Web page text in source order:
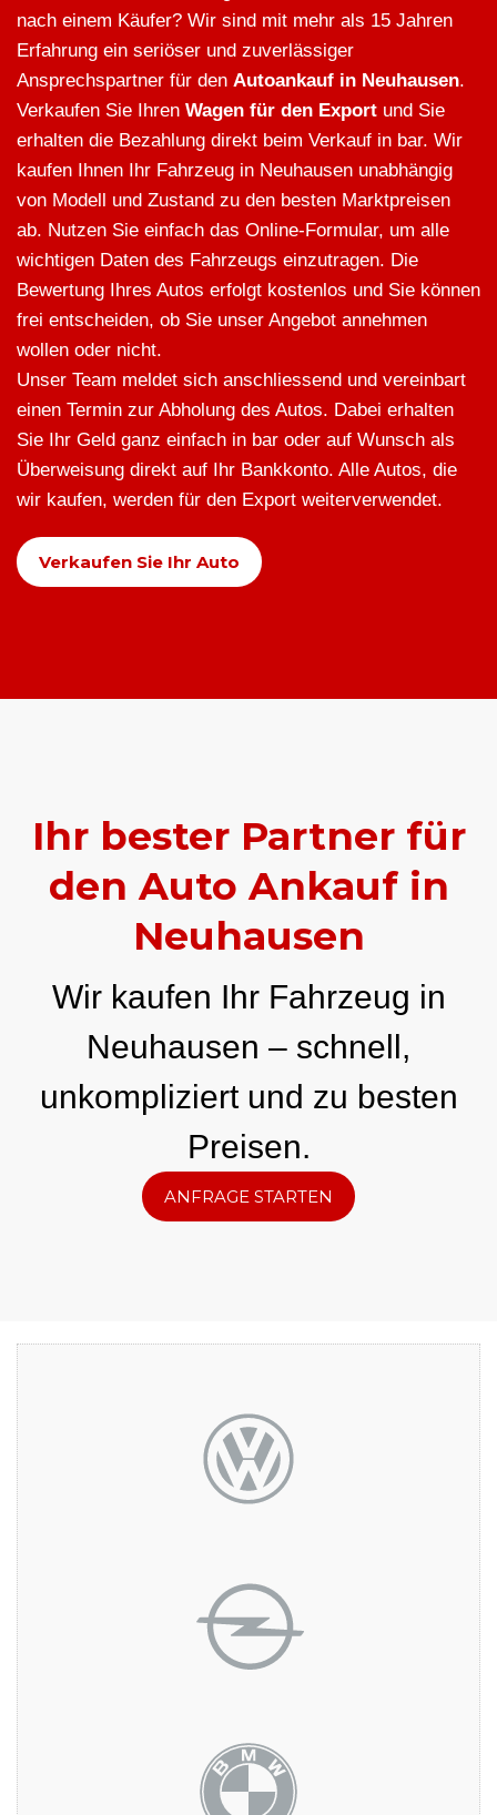
nach einem Käufer? Wir sind mit mehr als 15 Jahren
Erfahrung ein seriöser und zuverlässiger
Ansprechspartner für den Autoankauf in Neuhausen.
Verkaufen Sie Ihren Wagen für den Export und Sie
erhalten die Bezahlung direkt beim Verkauf in bar. Wir
kaufen Ihnen Ihr Fahrzeug in Neuhausen unabhängig
von Modell und Zustand zu den besten Marktpreisen
ab. Nutzen Sie einfach das Online-Formular, um alle
wichtigen Daten des Fahrzeugs einzutragen. Die
Bewertung Ihres Autos erfolgt kostenlos und Sie können
frei entscheiden, ob Sie unser Angebot annehmen
wollen oder nicht.
Unser Team meldet sich anschliessend und vereinbart
einen Termin zur Abholung des Autos. Dabei erhalten
Sie Ihr Geld ganz einfach in bar oder auf Wunsch als
Überweisung direkt auf Ihr Bankkonto. Alle Autos, die
wir kaufen, werden für den Export weiterverwendet.
Verkaufen Sie Ihr Auto
Ihr bester Partner für
den Auto Ankauf in
Neuhausen
Wir kaufen Ihr Fahrzeug in
Neuhausen – schnell,
unkompliziert und zu besten
Preisen.
ANFRAGE STARTEN